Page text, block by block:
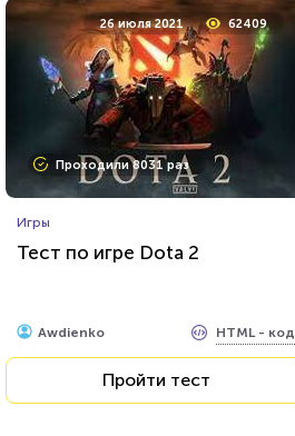
26 июля 2021 62409
Проходили 8031 раз
Игры
Тест по игре Dota 2
Awdienko HTML - код
Пройти тест